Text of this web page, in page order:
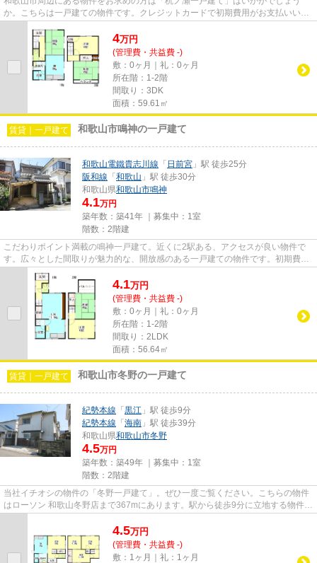
か。こちらは一戸建ての物件です。クレジットカードで初期費用がお支払いいた
4万円
(管理費・共益費 -)
敷：0ヶ月｜礼：0ヶ月
所在階：1-2階
間取り：3DK
面積：59.61㎡
賃貸｜一戸建て 和歌山市鳴神の一戸建て
和歌山電鐵貴志川線 「 日前宮 」駅 徒歩25分
阪和線 「 和歌山 」駅 徒歩30分
和歌山県和歌山市鳴神
4.1万円
築年数：築41年 ｜募集中： 1室
階数：2階建
こだわりポイント満載の鳴神一戸建て。近くに2駅ある、アクセスが良い物件で
す。広々とした間取りが魅力的な、開放感のある一戸建ての物件です。初期費用
のカード決済ができます。自分...
4.1万円
(管理費・共益費 -)
敷：0ヶ月｜礼：0ヶ月
所在階：1-2階
間取り：2LDK
面積：56.64㎡
賃貸｜一戸建て 和歌山市冬野の一戸建て
紀勢本線 「 黒江 」駅 徒歩9分
紀勢本線 「 海南 」駅 徒歩39分
和歌山県和歌山市冬野
4.5万円
築年数：築49年 ｜募集中： 1室
階数：2階建
当社イチオシの物件の「冬野一戸建て」。ぜひ一度ご覧ください。こちらの物件
はローソン 和歌山冬野店まで367mにあります。駅から徒歩9分に立地する物件で
4.5万円
(管理費・共益費 -)
敷：1ヶ月｜礼：1ヶ月